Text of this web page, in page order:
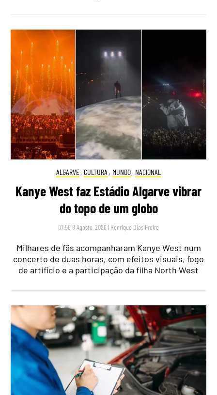
ALGARVE, CULTURA , MUNDO, NACIONAL
Kanye West faz Estádio Algarve vibrar
do topo de um globo
07:55 8 Agosto, 2026 | Henrique Dias Freire
Milhares de fãs acompanharam Kanye West num
concerto de duas horas, com efeitos visuais, fogo
de artifício e a participação da filha North West